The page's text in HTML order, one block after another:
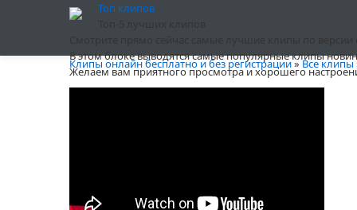
Топ клипов
В этом блоке выводятся самые популярные клипы
Желаем вам приятного просмотра и хорошего
Клипы онлайн бесплатно и без регистрации»Все клипы